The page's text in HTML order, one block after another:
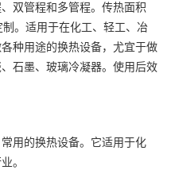
双管程和多管程。传热面积
。适用于在化工、轻工、冶
种用途的换热设备，尤宜于做
石墨、玻璃冷凝器。使用后效
用的换热设备。它适用于化
。